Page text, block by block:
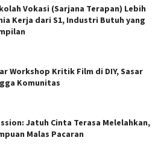
Vokasi (Sarjana Terapan) Lebih
Kerja dari S1, Industri Butuh yang
Workshop Kritik Film di DIY, Sasar
Komunitas
Jatuh Cinta Terasa Melelahkan,
Malas Pacaran